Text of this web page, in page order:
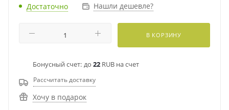
Достаточно Нашли дешевле?
В КОРЗИНУ
Бонусный счет: до 22 RUB на счет
Рассчитать доставку
Хочу в подарок